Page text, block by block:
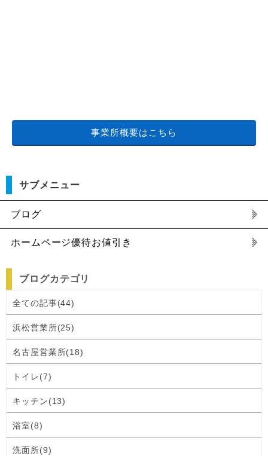
事業所概要はこちら
サブメニュー
ブログ
ホームページ優待お値引き
ブログカテゴリ
全ての記事(44)
浜松営業所(25)
名古屋営業所(18)
トイレ(7)
キッチン(13)
浴室(8)
洗面所(9)